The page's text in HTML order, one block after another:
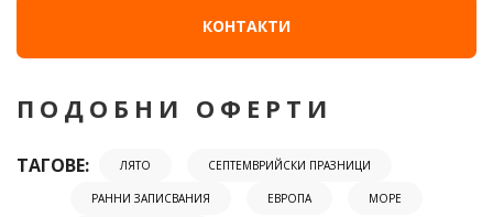
КОНТАКТИ
ПОДОБНИ ОФЕРТИ
ТАГОВЕ: ЛЯТО СЕПТЕМВРИЙСКИ ПРАЗНИЦИ
РАННИ ЗАПИСВАНИЯ ЕВРОПА МОРЕ